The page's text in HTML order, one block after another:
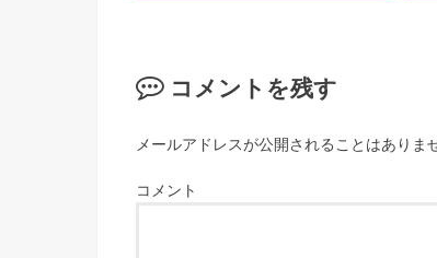
コメントを残す
メールアドレスが公開されることはありま
コメント